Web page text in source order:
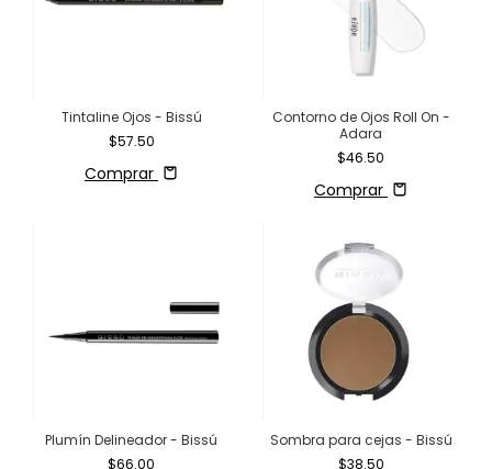
Tintaline Ojos - Bissú
$57.50
Comprar
Contorno de Ojos Roll On -
Adara
$46.50
Comprar
Plumín Delineador - Bissú
$66.00
Sombra para cejas - Bissú
$38.50